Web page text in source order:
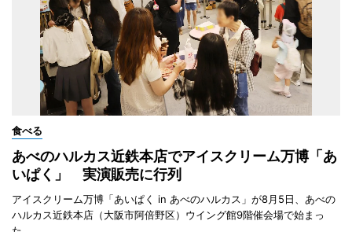
食べる
あべのハルカス近鉄本店でアイスクリーム万博「あ
いぱく」 実演販売に行列
アイスクリーム万博「あいぱく in あべのハルカス」が8月5日、あべの
ハルカス近鉄本店（大阪市阿倍野区）ウイング館9階催会場で始まっ